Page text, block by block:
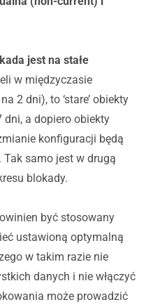
jest na stałe
w międzyczasie
2 dni), to ‘stare’ obiekty
dni, a dopiero obiekty
konfiguracji będą
Tak samo jest w drugą
blokady.
być stosowany
ustawioną optymalną
w takim razie nie
danych i nie włączyć
może prowadzić